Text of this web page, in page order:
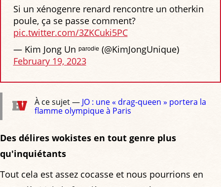
Si un xénogenre renard rencontre un otherkin
poule, ça se passe comment?
pic.twitter.com/3ZKCuki5PC
— Kim Jong Un ᵖᵃʳᵒᵈⁱᵉ (@KimJongUnique)
February 19, 2023
À ce sujet — JO : une « drag-queen » portera la
flamme olympique à Paris
Des délires wokistes en tout genre plus
qu'inquiétants
Tout cela est assez cocasse et nous pourrions en